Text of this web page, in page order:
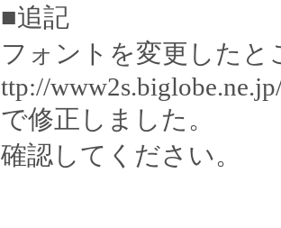
■追記
フォントを変更した
ttp://
で修正しました。
確認してください。